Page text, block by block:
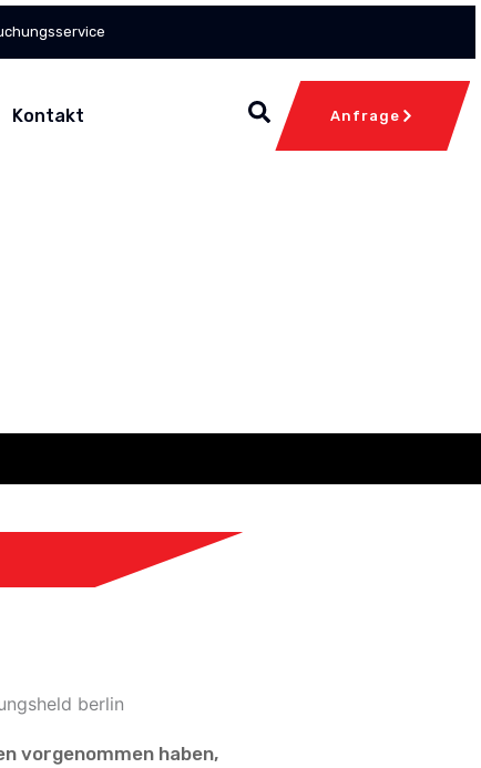
Kontakt Anfrage
vorgenommen haben,